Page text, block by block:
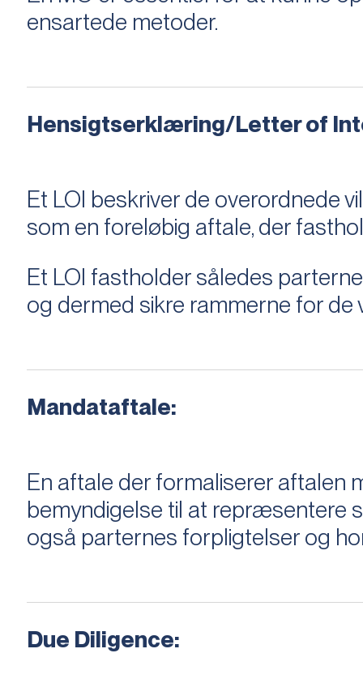
ensartede metoder.
Hensigtserklæring/Letter of
Et LOI beskriver de overordnede
som en foreløbig aftale, der
Et LOI fastholder således
og dermed sikre rammerne for de
Mandataftale:
En aftale der formaliserer
bemyndigelse til at repræsentere
også parternes forpligtelser og
Due Diligence: